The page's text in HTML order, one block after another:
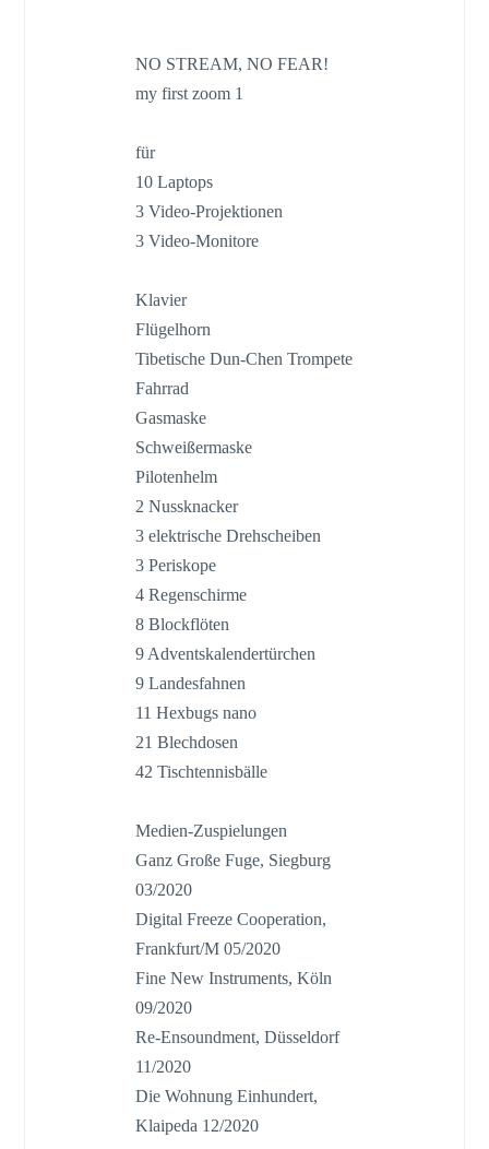
NO STREAM, NO FEAR!
my first zoom 1
für
10 Laptops
3 Video-Projektionen
3 Video-Monitore
Klavier
Flügelhorn
Tibetische Dun-Chen Trompete
Fahrrad
Gasmaske
Schweißermaske
Pilotenhelm
2 Nussknacker
3 elektrische Drehscheiben
3 Periskope
4 Regenschirme
8 Blockflöten
9 Adventskalendertürchen
9 Landesfahnen
11 Hexbugs nano
21 Blechdosen
42 Tischtennisbälle
Medien-Zuspielungen
Ganz Große Fuge, Siegburg
03/2020
Digital Freeze Cooperation,
Frankfurt/M 05/2020
Fine New Instruments, Köln
09/2020
Re-Ensoundment, Düsseldorf
11/2020
Die Wohnung Einhundert,
Klaipeda 12/2020